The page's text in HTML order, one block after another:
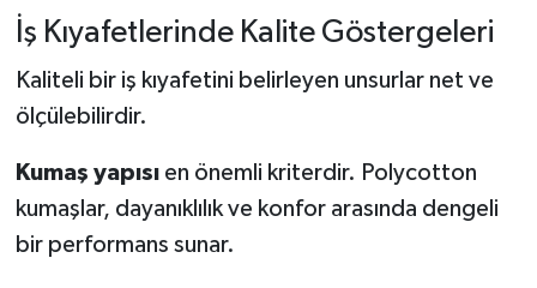
İş Kıyafetlerinde Kalite Göstergeleri
Kaliteli bir iş kıyafetini belirleyen unsurlar net ve
ölçülebilirdir.
Kumaş yapısıen önemli kriterdir. Polycotton
kumaşlar, dayanıklılık ve konfor arasında dengeli
bir performans sunar.